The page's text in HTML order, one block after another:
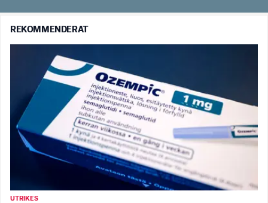
REKOMMENDERAT
UTRIKES